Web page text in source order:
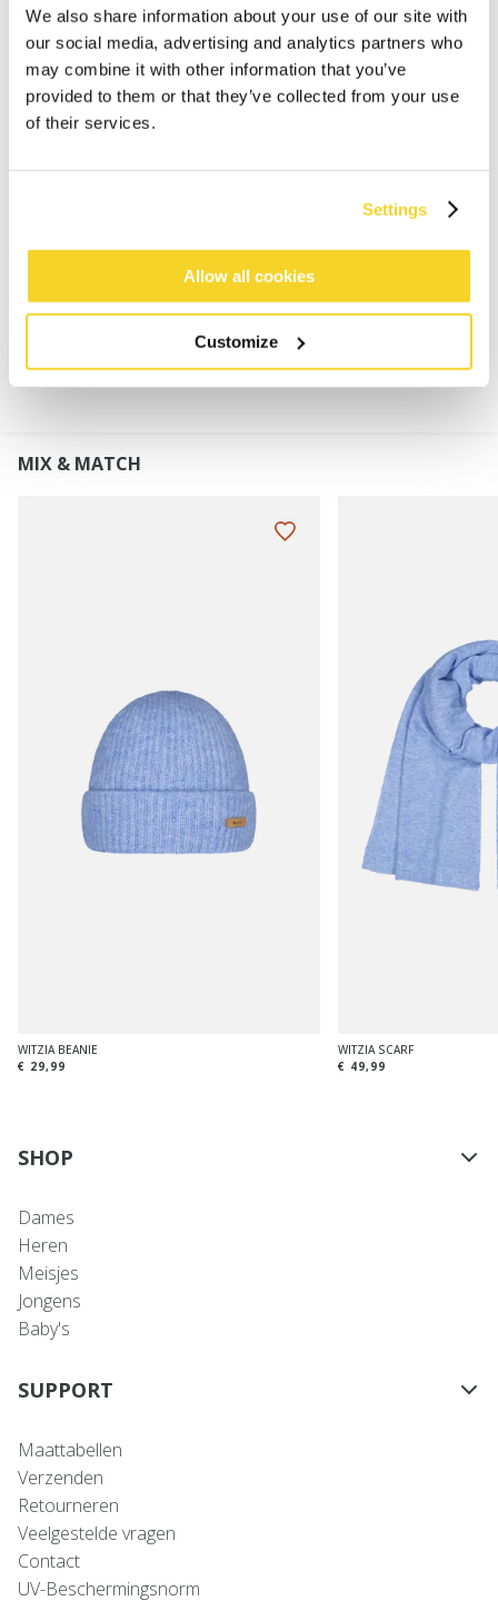
We also share information about your use of our site with
our social media, advertising and analytics partners who
may combine it with other information that you’ve
provided to them or that they’ve collected from your use
of their services.
Settings
Allow all cookies
Customize
BESCHRIJVING
Klassieke BARTS hoofdband
Superzacht en rekbaar
Hoogte hoofdband: 10 cm
Perfect te combineren met de Witzia Scarf, Witzia
MATERIAAL EN DETAILS
MIX & MATCH
WITZIA BEANIE
€ 29,99
WITZIA SCARF
€ 49,99
SHOP
Dames
Heren
Meisjes
Jongens
Baby's
SUPPORT
Maattabellen
Verzenden
Retourneren
Veelgestelde vragen
Contact
UV-Beschermingsnorm